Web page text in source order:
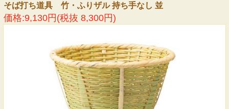
そば打ち道具 竹・ふりザル 持ち手なし 並
価格:9,130円(税抜 8,300円)